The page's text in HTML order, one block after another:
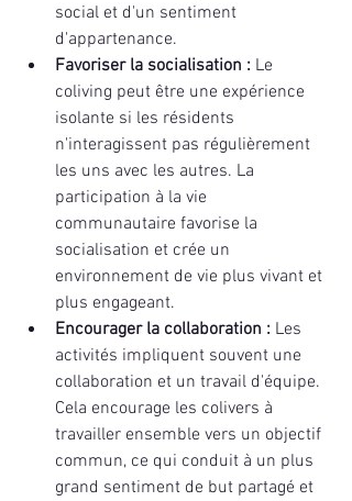
social et d'un sentiment
d'appartenance.
Favoriser la socialisation : Le
coliving peut être une expérience
isolante si les résidents
n'interagissent pas régulièrement
les uns avec les autres. La
participation à la vie
communautaire favorise la
socialisation et crée un
environnement de vie plus vivant et
plus engageant.
Encourager la collaboration : Les
activités impliquent souvent une
collaboration et un travail d'équipe.
Cela encourage les colivers à
travailler ensemble vers un objectif
commun, ce qui conduit à un plus
grand sentiment de but partagé et